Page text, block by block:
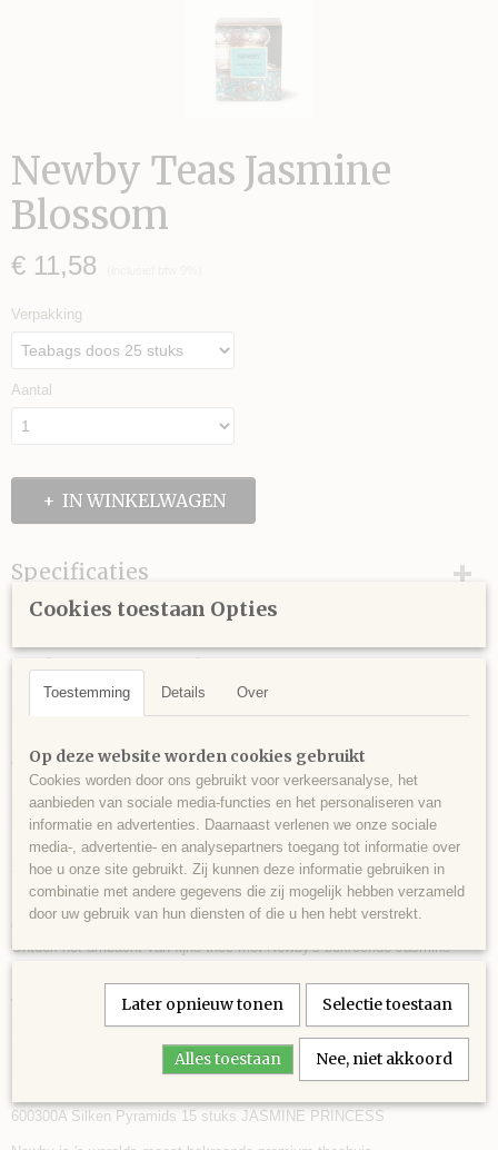
Newby Teas Jasmine
Blossom
€ 11,58
Verpakking
Aantal
IN WINKELWAGEN
Specificaties
Productcode leverancier
Omschrijving
Newby Teas Jasmine Blossom
Newby Teas Jasmine Blossom één van Newby teas meest geliefde
jasmijn.
Nachtbloeiende jasmijnbloesems worden gelaagd op een bed van
premium groene theebladeren totdat de sublieme geur van de
bloembladen wordt geabsorbeerd.
Nadat de bloemen zijn verwijderd, wordt deze aromatische groene thee
zorgvuldig verpakt en verzegeld voor versheid.
Newby's Jasmine Blossom-thee biedt een bloemig aroma en een zoete,
delicate smaak.
Ontdek het ambacht van fijne thee met Newby's bekroonde Jasmine
Verkrijgbaar in:
310090A Teabags 25 stuks in doos
320090A Teabags 50 stuks in doos
220090A Carton - Loose Leaf 100g (op aanvraag leverbaar)
600300A Silken Pyramids 15 stuks JASMINE PRINCESS
Cookies toestaan Opties
Toestemming Details Over
Op deze website worden cookies gebruikt
Cookies worden door ons gebruikt voor verkeersanalyse, het
aanbieden van sociale media-functies en het personaliseren van
informatie en advertenties. Daarnaast verlenen we onze sociale
media-, advertentie- en analysepartners toegang tot informatie over
hoe u onze site gebruikt. Zij kunnen deze informatie gebruiken in
combinatie met andere gegevens die zij mogelijk hebben verzameld
door uw gebruik van hun diensten of die u hen hebt verstrekt.
Later opnieuw tonen Selectie toestaan
Alles toestaan Nee, niet akkoord